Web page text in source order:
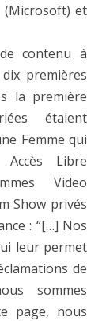
(Microsoft) et
contenu à
premières
la première
étaient
Femme qui
Libre
Video
Show privés
: “[…] Nos
leur permet
de
sommes
page, nous